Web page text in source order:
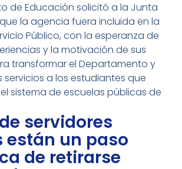
de Educación solicitó a la Junta
la agencia fuera incluida en la
Público, con la esperanza de
y la motivación de sus
transformar el Departamento y
servicios a los estudiantes que
sistema de escuelas públicas de
servidores
están un paso
de retirarse